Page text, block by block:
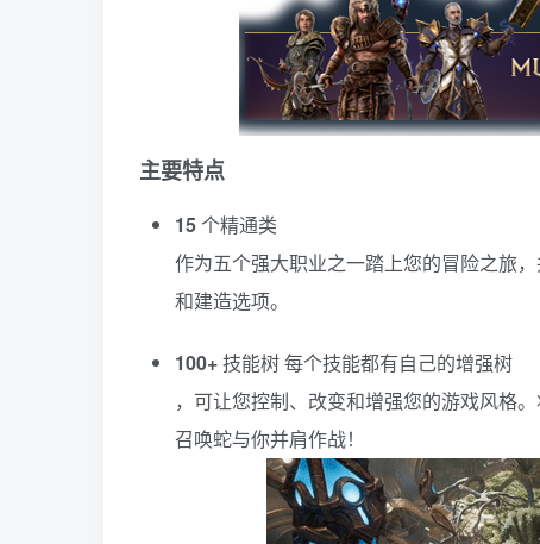
主要特点
15个精通类
作为五个强大职业之一踏上您的冒险之旅
和建造选项。
100+技能树 每个技能都有自己的增强树
，可让您控制、改变和增强您的游戏风格
召唤蛇与你并肩作战！